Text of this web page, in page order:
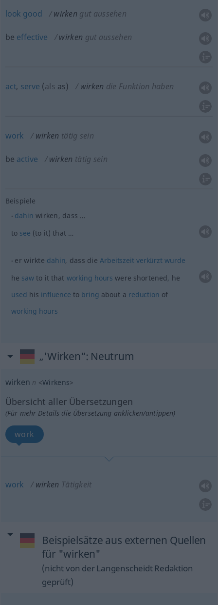
look good wirken gut aussehen
be effective wirken gut aussehen
act, serve (als as) wirken die Funktion haben
work wirken tätig sein
be active wirken tätig sein
Beispiele
dahin wirken, dass …
to see (to it) that …
er wirkte dahin, dass dieArbeitszeit verkürzt wurde
he sawto it that working hours were shortened, he
used his influence to bring about a reduction of
working hours
„'Wirken“: Neutrum
wirken n <Wirkens>
Übersicht aller Übersetzungen
(Für mehr Details die Übersetzung anklicken/antippen)
work
work wirken Tätigkeit
Beispielsätze aus externen Quellen
für "wirken"
(nicht von der Langenscheidt Redaktion
geprüft)